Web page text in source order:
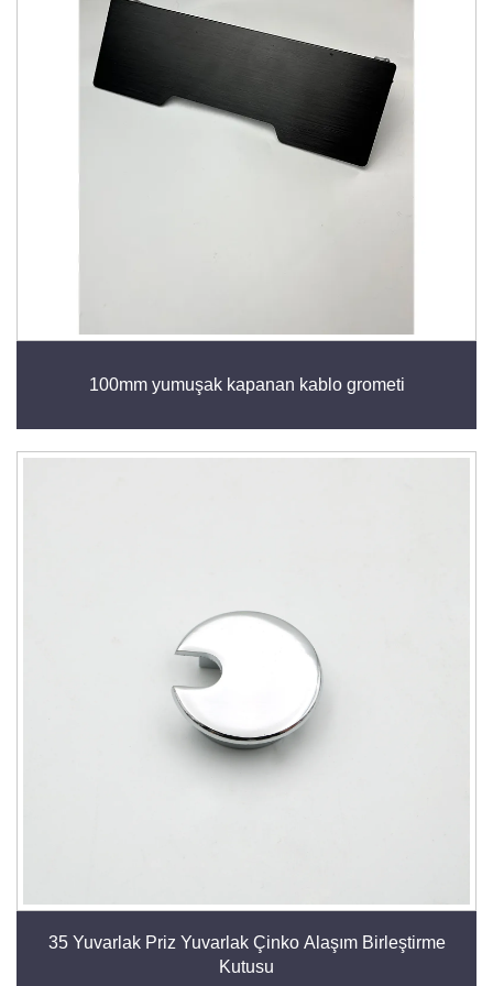
alüminyum alaşım, çinko alaşım ve entegre tampon
tasarımı uzun ömürlü kullanım sağlar ve bağlantı
noktalarına erişimi kolaylaştırır. Kablolama
organizasyonunu basitleştirin, profesyonel bir ortam
koruyun ve daha temiz, daha verimli bir çalışma alanı
100mm yumuşak kapanan kablo grometi
35 Yuvarlak Priz Yuvarlak Çinko Alaşım Birleştirme
Kutusu